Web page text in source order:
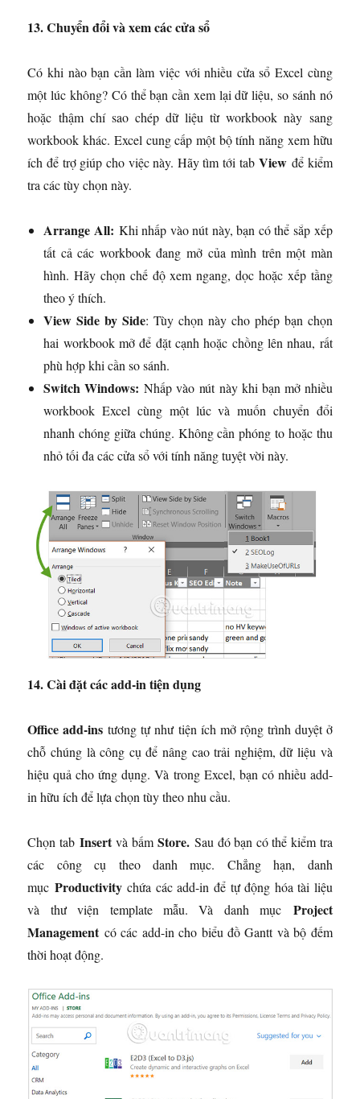
13. Chuyển đổi và xem các cửa sổ
Có khi nào bạn cần làm việc với nhiều cửa sổ Excel cùng
một lúc không? Có thể bạn cần xem lại dữ liệu, so sánh nó
hoặc thậm chí sao chép dữ liệu từ workbook này sang
workbook khác. Excel cung cấp một bộ tính năng xem hữu
ích để trợ giúp cho việc này. Hãy tìm tới tabView để kiểm
tra các tùy chọn này.
Arrange All: Khi nhấp vào nút này, bạn có thể sắp xếp
tất cả các workbook đang mở của mình trên một màn
hình. Hãy chọn chế độ xem ngang, dọc hoặc xếp tầng
theo ý thích.
View Side by Side: Tùy chọn này cho phép bạn chọn
hai workbook mở để đặt cạnh hoặc chồng lên nhau, rất
phù hợp khi cần so sánh.
Switch Windows: Nhấp vào nút này khi bạn mở nhiều
workbook Excel cùng một lúc và muốn chuyển đổi
nhanh chóng giữa chúng. Không cần phóng to hoặc thu
nhỏ tối đa các cửa sổ với tính năng tuyệt vời này.
14. Cài đặt các add-in tiện dụng
Office add-ins tương tự như tiện ích mở rộng trình duyệt ở
chỗ chúng là công cụ để nâng cao trải nghiệm, dữ liệu và
hiệu quả cho ứng dụng. Và trong Excel, bạn có nhiều add-
in hữu ích để lựa chọn tùy theo nhu cầu.
Chọn tab Insertvà bấmStore. Sau đó bạn có thể kiểm tra
các công cụ theo danh mục. Chẳng hạn, danh
mục Productivitychứa các add-in để tự động hóa tài liệu
và thư viện template mẫu. Và danh mục Project
Managementcó các add-in cho biểu đồ Gantt và bộ đếm
thời hoạt động.